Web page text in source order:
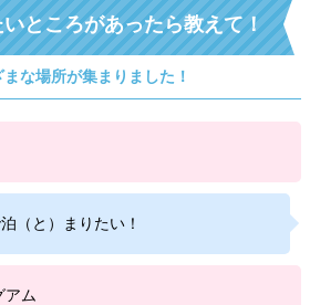
ところがあったら教えて！
な場所が集まりました！
（と）まりたい！
アム